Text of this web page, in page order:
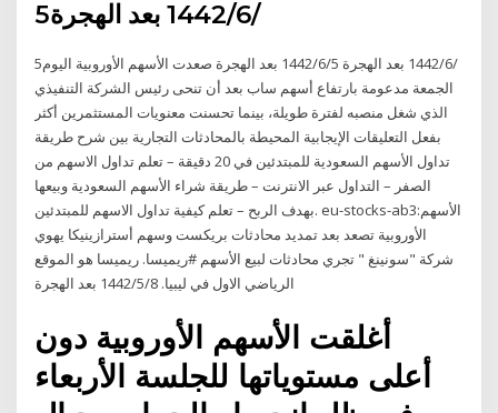
5‏‏/6‏‏/1442 بعد الهجرة
5‏‏/6‏‏/1442 بعد الهجرة 5‏‏/6‏‏/1442 بعد الهجرة صعدت الأسهم الأوروبية اليوم
الجمعة مدعومة بارتفاع أسهم ساب بعد أن تنحى رئيس الشركة التنفيذي
الذي شغل منصبه لفترة طويلة، بينما تحسنت معنويات المستثمرين أكثر
بفعل التعليقات الإيجابية المحيطة بالمحادثات التجارية بين شرح طريقة
تداول الأسهم السعودية للمبتدئين في 20 دقيقة – تعلم تداول الاسهم من
الصفر – التداول عبر الانترنت – طريقة شراء الأسهم السعودية وبيعها
بهدف الربح – تعلم كيفية تداول الاسهم للمبتدئين. eu-stocks-ab3:الأسهم
الأوروبية تصعد بعد تمديد محادثات بريكست وسهم أسترازينيكا يهوي
شركة "سونينغ " تجري محادثات لبيع الأسهم #ريميسا. ريميسا هو الموقع
الرياضي الاول في ليبيا. 8‏‏/5‏‏/1442 بعد الهجرة
أغلقت الأسهم الأوروبية دون
أعلى مستوياتها للجلسة الأربعاء